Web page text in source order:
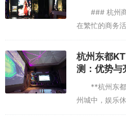
### 杭州商
在繁忙的商务
求又能放松身
人士的新追求
活力的城市，
杭州东都
测：优势与
**杭州东都
州城中，娱乐
KTV会所无疑